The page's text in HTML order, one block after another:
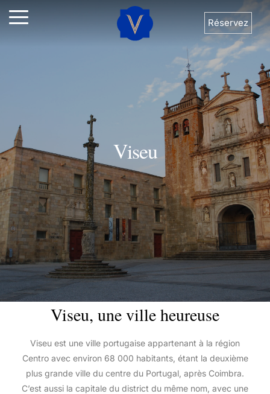
Réservez
Viseu
Viseu, une ville heureuse
Viseu est une ville portugaise appartenant à la région
Centro avec environ 68 000 habitants, étant la deuxième
plus grande ville du centre du Portugal, après Coimbra.
C’est aussi la capitale du district du même nom, avec une